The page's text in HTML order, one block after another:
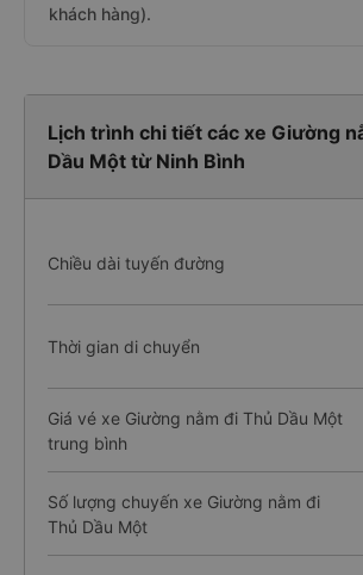
khách hàng).
Lịch trình chi tiết các xe Giường
Dầu Một từ Ninh Bình
Chiều dài tuyến đường
Thời gian di chuyển
Giá vé xe Giường nằm đi Thủ Dầu Một
trung bình
Số lượng chuyến xe Giường nằm đi
Thủ Dầu Một